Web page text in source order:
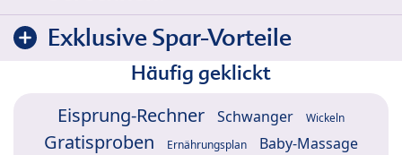
Exklusive Spar-Vorteile
Häufig geklickt
Eisprung-Rechner Schwanger Wickeln
Gratisproben Ernährungsplan Baby-Massage